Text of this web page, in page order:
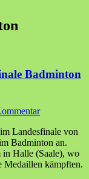
Badminton
Landesfinale von
Badminton an.
in Halle (Saale), wo
Medaillen kämpften.